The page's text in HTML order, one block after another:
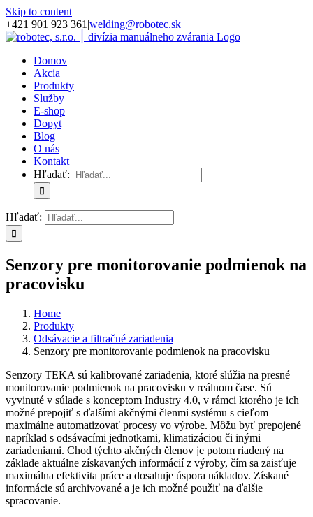
Skip to content
+421 901 923 361 |welding@robotec.sk
Domov
Akcia
Produkty
Služby
E-shop
Dopyt
Blog
O nás
Kontakt
Hľadať:
Hľadať:
Senzory pre monitorovanie podmienok na
pracovisku
Home
Produkty
Odsávacie a filtračné zariadenia
Senzory pre monitorovanie podmienok na pracovisku
Senzory TEKA sú kalibrované zariadenia, ktoré slúžia na presné
monitorovanie podmienok na pracovisku v reálnom čase. Sú
vyvinuté v súlade s konceptom Industry 4.0, v rámci ktorého je ich
možné prepojiť s ďalšími akčnými členmi systému s cieľom
maximálne automatizovať procesy vo výrobe. Môžu byť prepojené
napríklad s odsávacími jednotkami, klimatizáciou či inými
zariadeniami. Chod týchto akčných členov je potom riadený na
základe aktuálne získavaných informácií z výroby, čím sa zaisťuje
maximálna efektivita práce a dosahuje úspora nákladov. Získané
informácie sú archivované a je ich možné použiť na ďalšie
spracovanie.